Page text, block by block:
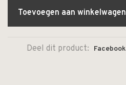
Toevoegen aan winkelwagen
Deel dit product: Facebook